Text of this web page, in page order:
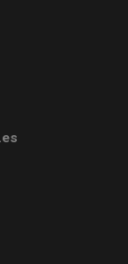
nueva)
en ventana nueva)
(abre en
nueva)
en ventana nueva)
(abre en ventana